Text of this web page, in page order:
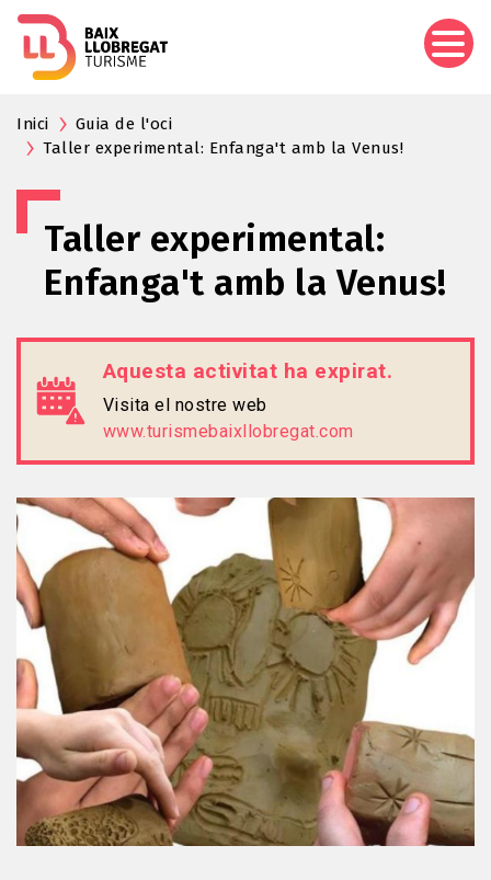
Inici
Guia de l'oci
Taller experimental: Enfanga't amb la Venus!
Taller experimental:
Enfanga't amb la Venus!
Aquesta activitat ha expirat.
Visita el nostre web
www.turismebaixllobregat.com